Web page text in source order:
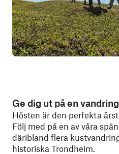
Ge dig ut på en
Hösten är den perfekta
Följ med på en av våra
däribland flera
historiska Trondheim.